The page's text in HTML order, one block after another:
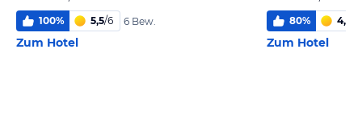
100% 5,5/6 6 Bew.
Zum Hotel
80% 4,5
Zum Hotel